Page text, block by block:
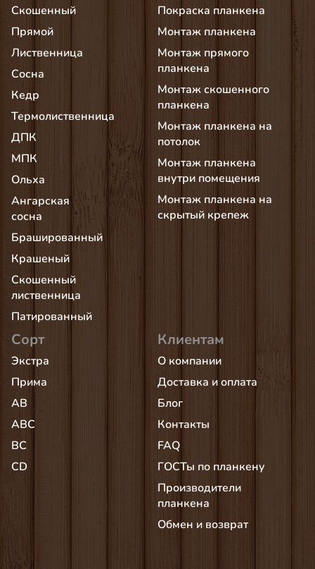
Скошенный
Прямой
Лиственница
Сосна
Кедр
Термолиственница
ДПК
МПК
Ольха
Ангарская
сосна
Брашированный
Крашеный
Скошенный
лиственница
Патированный
Покраска планкена
Монтаж планкена
Монтаж прямого
планкена
Монтаж скошенного
планкена
Монтаж планкена на
потолок
Монтаж планкена
внутри помещения
Монтаж планкена на
скрытый крепеж
Сорт
Экстра
Прима
AB
АВС
BC
CD
Клиентам
О компании
Доставка и оплата
Блог
Контакты
FAQ
ГОСТы по планкену
Производители
планкена
Обмен и возврат